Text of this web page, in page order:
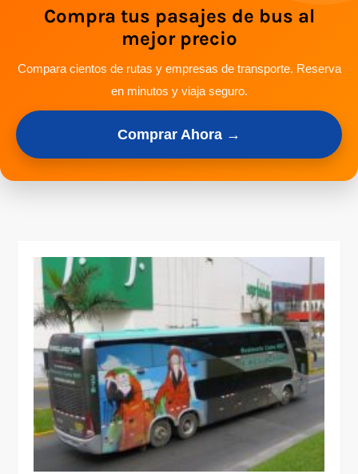
Compra tus pasajes de bus al
mejor precio
Compara cientos de rutas y empresas de transporte. Reserva
en minutos y viaja seguro.
Comprar Ahora →